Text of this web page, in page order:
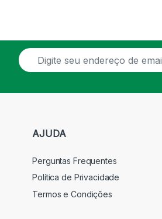
E
m
AJUDA
Perguntas Frequentes
Política de Privacidade
Termos e Condições